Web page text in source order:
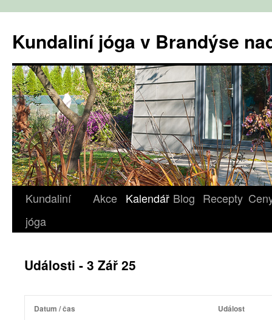
obsahu
webu
Kundaliní jóga v Brandýse
Kundaliní
jóga
Akce Kalendář Blog Recepty
Události - 3 Zář 25
Datum / čas Událost